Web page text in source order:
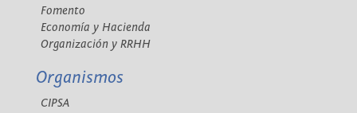
Fomento
Economía y Hacienda
Organización y RRHH
Organismos
CIPSA